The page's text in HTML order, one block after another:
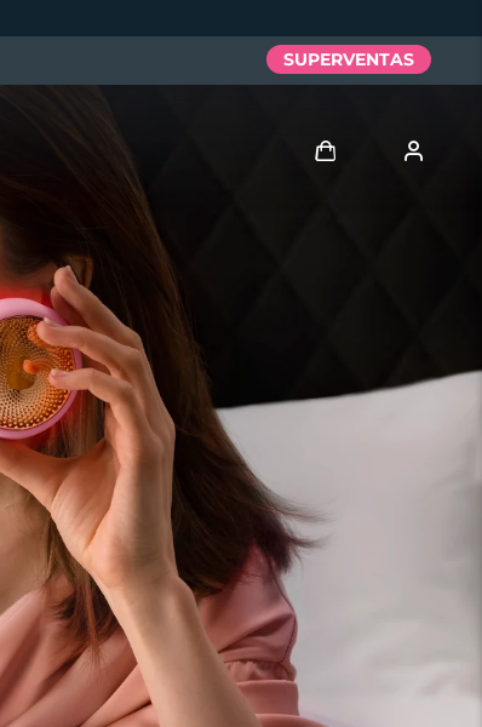
SUPERVENTAS
Mis pedidos
Mis suscripciones